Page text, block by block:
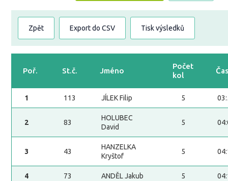
Zpět Export do CSV Tisk výsledků
Poř. St.č. Jméno
Počet
kol
1 113 JÍLEK Filip 5
2 83
HOLUBEC
David
5
3 43
HANZELKA
Kryštof
5
4 73 ANDĚL Jakub 5